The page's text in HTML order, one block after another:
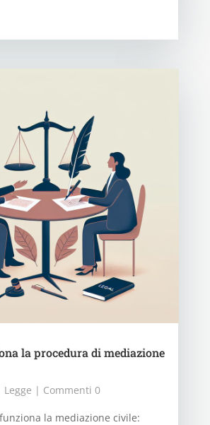
la procedura di mediazione
Legge | Commenti 0
la mediazione civile: